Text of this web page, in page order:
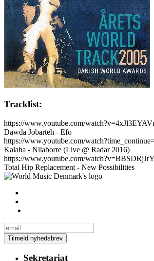
Tracklist:
https://www.youtube.com/
Dawda Jobarteh - Efo
https://www.youtube.com/
Kalaha - Nilaborre (Live @ Radar 2016)
https://www.youtube.com/
Total Hip Replacement - New Possibilities
Sekretariat